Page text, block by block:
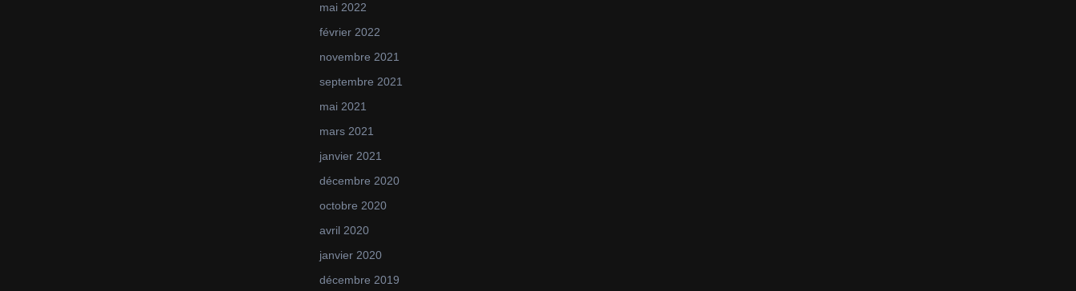
mai 2022
février 2022
novembre 2021
septembre 2021
mai 2021
mars 2021
janvier 2021
décembre 2020
octobre 2020
avril 2020
janvier 2020
décembre 2019